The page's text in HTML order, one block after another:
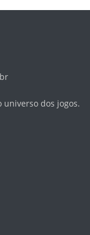
universo dos jogos.